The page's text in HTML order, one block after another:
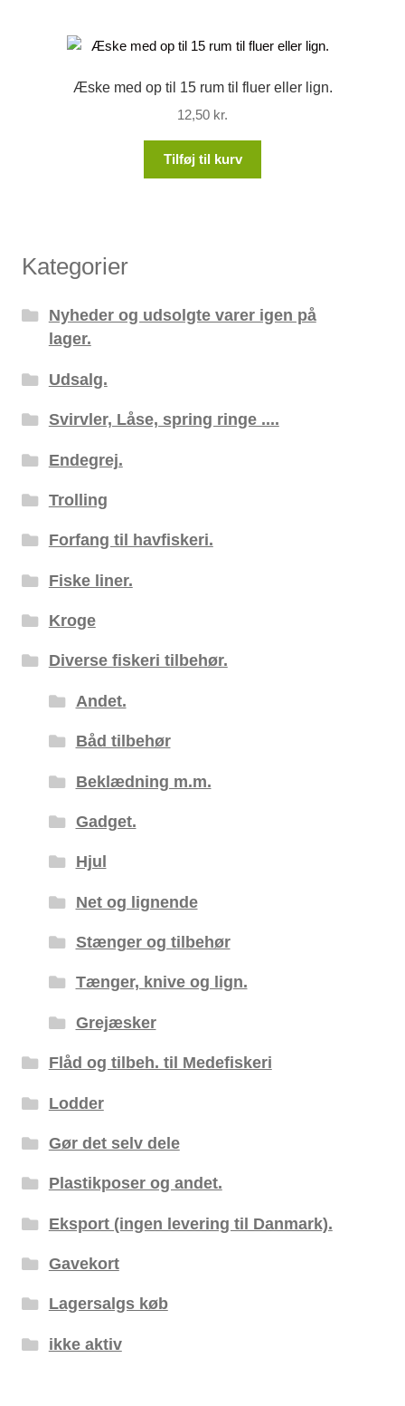
Æske med op til 15 rum til fluer eller lign.
12,50 kr.
Tilføj til kurv
Kategorier
Nyheder og udsolgte varer igen på
lager.
Udsalg.
Svirvler, Låse, spring ringe ....
Endegrej.
Trolling
Forfang til havfiskeri.
Fiske liner.
Kroge
Diverse fiskeri tilbehør.
Andet.
Båd tilbehør
Beklædning m.m.
Gadget.
Hjul
Net og lignende
Stænger og tilbehør
Tænger, knive og lign.
Grejæsker
Flåd og tilbeh. til Medefiskeri
Lodder
Gør det selv dele
Plastikposer og andet.
Eksport (ingen levering til Danmark).
Gavekort
Lagersalgs køb
ikke aktiv